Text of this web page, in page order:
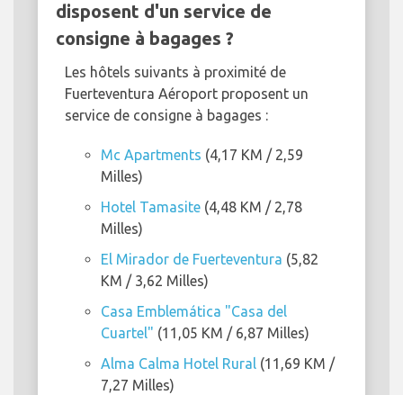
disposent d'un service de
consigne à bagages ?
Les hôtels suivants à proximité de
Fuerteventura Aéroport proposent un
service de consigne à bagages :
Mc Apartments (4,17 KM / 2,59
Milles)
Hotel Tamasite (4,48 KM / 2,78
Milles)
El Mirador de Fuerteventura (5,82
KM / 3,62 Milles)
Casa Emblemática "Casa del
Cuartel" (11,05 KM / 6,87 Milles)
Alma Calma Hotel Rural (11,69 KM /
7,27 Milles)